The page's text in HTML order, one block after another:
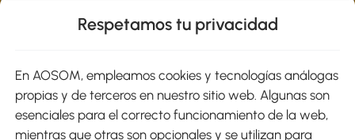
Métodos de Pago
Respetamos tu privacidad
En AOSOM, empleamos cookies y tecnologías análogas
propias y de terceros en nuestro sitio web. Algunas son
esenciales para el correcto funcionamiento de la web,
mientras que otras son opcionales y se utilizan para